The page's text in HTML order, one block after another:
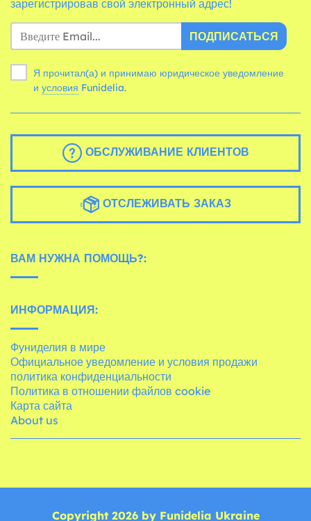
зарегистрировав свой электронный адрес!
ПОДПИСАТЬСЯ
Я прочитал(а) и принимаю юридическое уведомление
и условия Funidelia.
ОБСЛУЖИВАНИЕ КЛИЕНТОВ
ОТСЛЕЖИВАТЬ ЗАКАЗ
ВАМ НУЖНА ПОМОЩЬ?:
ИНФОРМАЦИЯ:
Фуниделия в мире
Официальное уведомление и условия продажи
политика конфиденциальности
Политика в отношении файлов cookie
Карта сайта
About us
Copyright 2026 by Funidelia Ukraine